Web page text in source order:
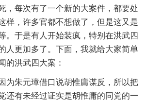
，每次有了一个新的大案件，都要处
样，许多官都不想做了，但是这又是
。于是有人开始装疯，特别在洪武四
人更加多了。下面，我就给大家简单
的洪武四大案：
为朱元璋借口说胡惟庸谋反，所以把
还有未经过证实是胡惟庸的同党的一